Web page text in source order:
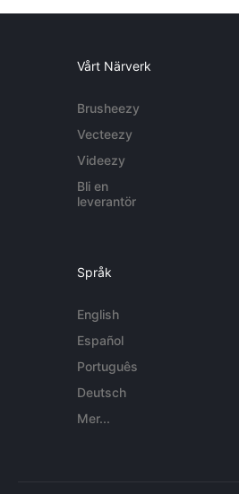
Vårt Närverk
Brusheezy
Vecteezy
Videezy
Bli en
leverantör
Språk
English
Español
Português
Deutsch
Mer...